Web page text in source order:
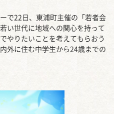
で22日、東浦町主催の「若者会
い世代に地域への関心を持って
やりたいことを考えてもらおう
外に住む中学生から24歳までの